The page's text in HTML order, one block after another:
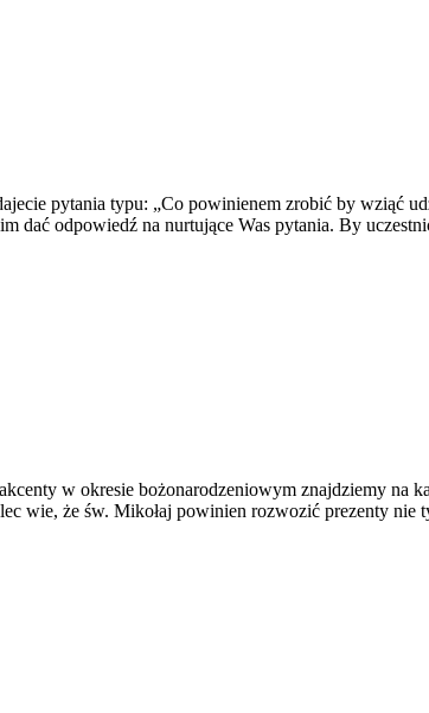
pytania typu: „Co powinienem zrobić by wziąć
dać odpowiedź na nurtujące Was pytania. By
w okresie bożonarodzeniowym znajdziemy na
wie, że św. Mikołaj powinien rozwozić prezenty